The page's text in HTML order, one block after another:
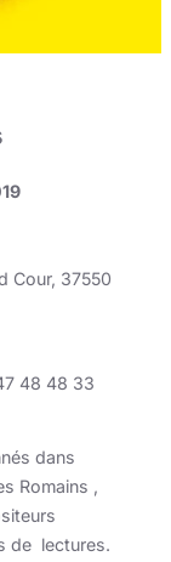
Cour, 37550
48 48 33
dans
Romains ,
de lectures.